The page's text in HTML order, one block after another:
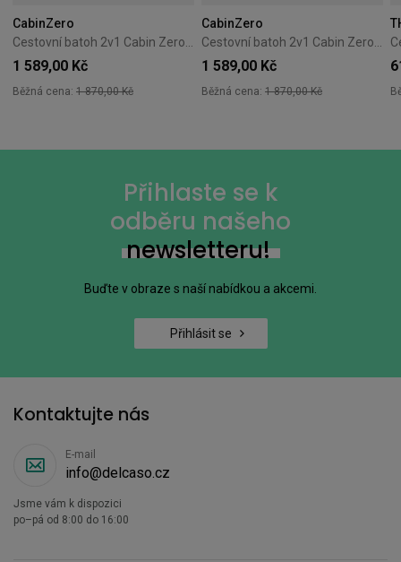
CabinZero
Cestovní batoh 2v1 Cabin Zero Classic Tech 28L Redwood
1 589,00 Kč
Běžná cena: 1 870,00 Kč
CabinZero
Cestovní batoh 2v1 Cabin Zero Classic Tech 28L Silver Storm
1 589,00 Kč
Běžná cena: 1 870,00 Kč
Přihlaste se k
odběru našeho
newsletteru!
Buďte v obraze s naší nabídkou a akcemi.
Přihlásit se
Kontaktujte nás
E-mail
info@delcaso.cz
Jsme vám k dispozici
po–pá od 8:00 do 16:00